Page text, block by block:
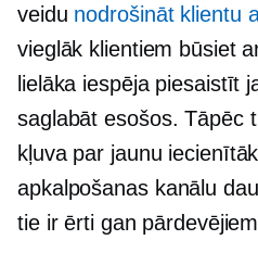
veidu nodrošināt klientu
vieglāk klientiem būsiet
lielāka iespēja piesaistīt
saglabāt esošos. Tāpēc
kļuva par jaunu
apkalpošanas kanālu
tie ir ērti gan